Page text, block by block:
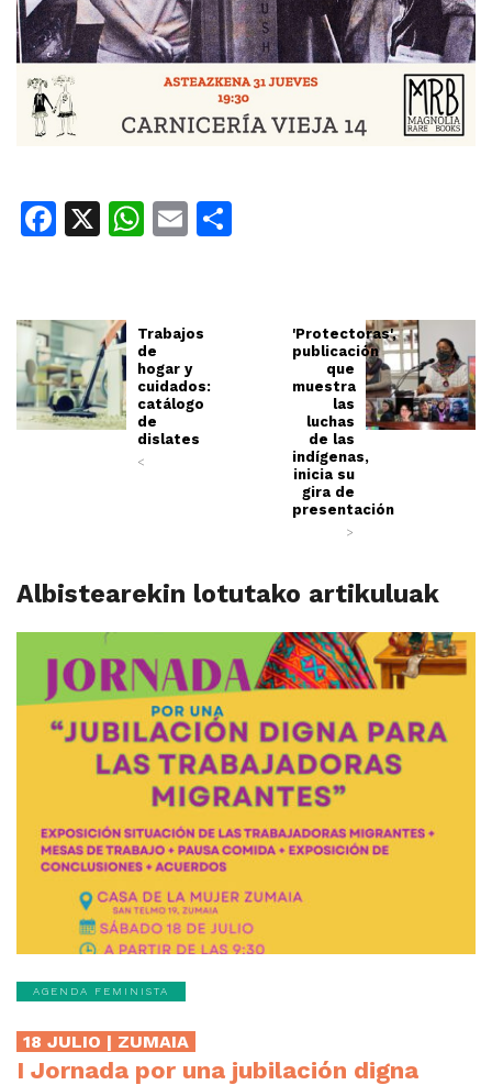
Facebook
X WhatsApp
Email
Trabajos
de
hogar y
cuidados:
catálogo
de
dislates
<
'Protectoras',
publicación
que
muestra
las
luchas
de las
indígenas,
inicia su
gira de
presentación
>
Albistearekin lotutako artikuluak
AGENDA FEMINISTA
18 JULIO | ZUMAIA
I Jornada por una jubilación digna